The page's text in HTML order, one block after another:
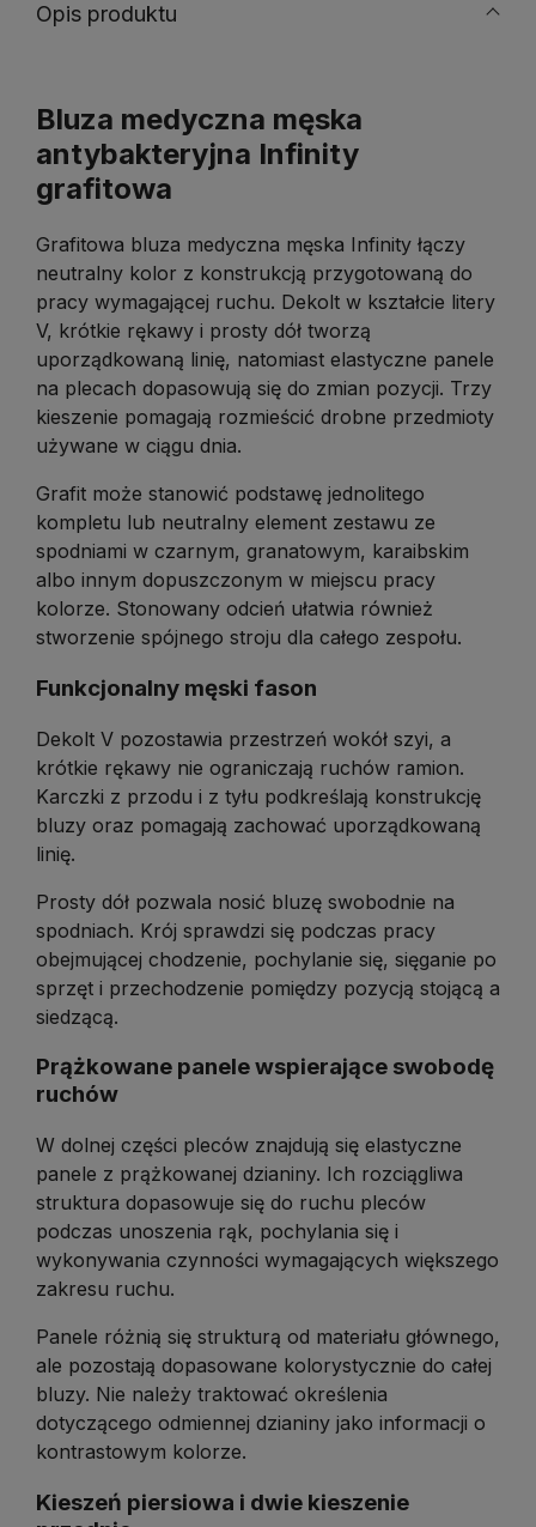
Opis produktu
Bluza medyczna męska
antybakteryjna Infinity
grafitowa
Grafitowa bluza medyczna męska Infinity łączy
neutralny kolor z konstrukcją przygotowaną do
pracy wymagającej ruchu. Dekolt w kształcie litery
V, krótkie rękawy i prosty dół tworzą
uporządkowaną linię, natomiast elastyczne panele
na plecach dopasowują się do zmian pozycji. Trzy
kieszenie pomagają rozmieścić drobne przedmioty
używane w ciągu dnia.
Grafit może stanowić podstawę jednolitego
kompletu lub neutralny element zestawu ze
spodniami w czarnym, granatowym, karaibskim
albo innym dopuszczonym w miejscu pracy
kolorze. Stonowany odcień ułatwia również
stworzenie spójnego stroju dla całego zespołu.
Funkcjonalny męski fason
Dekolt V pozostawia przestrzeń wokół szyi, a
krótkie rękawy nie ograniczają ruchów ramion.
Karczki z przodu i z tyłu podkreślają konstrukcję
bluzy oraz pomagają zachować uporządkowaną
linię.
Prosty dół pozwala nosić bluzę swobodnie na
spodniach. Krój sprawdzi się podczas pracy
obejmującej chodzenie, pochylanie się, sięganie po
sprzęt i przechodzenie pomiędzy pozycją stojącą a
siedzącą.
Prążkowane panele wspierające swobodę
ruchów
W dolnej części pleców znajdują się elastyczne
panele z prążkowanej dzianiny. Ich rozciągliwa
struktura dopasowuje się do ruchu pleców
podczas unoszenia rąk, pochylania się i
wykonywania czynności wymagających większego
zakresu ruchu.
Panele różnią się strukturą od materiału głównego,
ale pozostają dopasowane kolorystycznie do całej
bluzy. Nie należy traktować określenia
dotyczącego odmiennej dzianiny jako informacji o
kontrastowym kolorze.
Kieszeń piersiowa i dwie kieszenie